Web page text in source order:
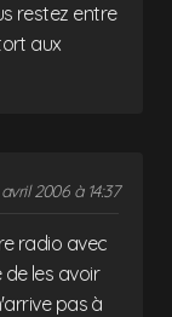
restez entre
aux
avril 2006 à 14:37
radio avec
les avoir
pas à